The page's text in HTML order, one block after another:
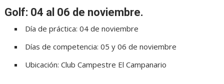
Golf: 04 al 06 de noviembre.
Día de práctica: 04 de noviembre
Días de competencia: 05 y 06 de noviembre
Ubicación: Club Campestre El Campanario